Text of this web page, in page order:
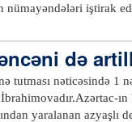
iştirak
qazandığı şanlı
Birinci, həm də
silahlı bölmələri
dinc sakinlərin
də
tutması nəticəsində 1
yaralanan azyaşlı